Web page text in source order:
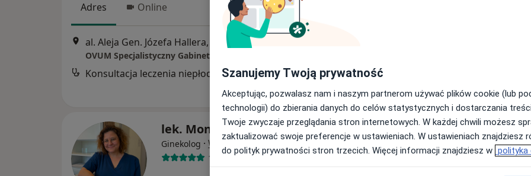
Adres Online
al. Aleja Gen. Józefa Hallera, 134/229, Gdańsk Mapa
Konsultacja leczenia niepłodności (kolejna wizyta) od 400 zł
lek. Monika Kulczyk
Ginekolog · Więcej
100 opinii
Dziś
8 Sie
Jutro
9 Sie
Pon,
10 Sie
Wt,
11 Sie
Szanujemy Twoją prywatność
Akceptując, pozwalasz nam i naszym partnerom używać plików cookie (lub
technologii) do zbierania danych do celów statystycznych i dostarczania
Twoje zwyczaje przeglądania stron internetowych. W każdej chwili możesz
zaktualizować swoje preferencje w ustawieniach. W ustawieniach znajdziesz
do polityk prywatności stron trzecich. Więcej informacji znajdziesz w polityka